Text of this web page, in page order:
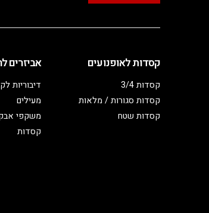
קסדות לאופנועים
קסדות 3/4
קסדות סגורות / מלאות
קסדות שטח
אביזרים
דיבוריות
מעילים
משקפי
קסדות